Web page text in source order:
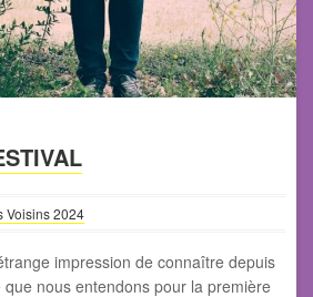
Voisins 2024
impression de connaître depuis
nous entendons pour la première